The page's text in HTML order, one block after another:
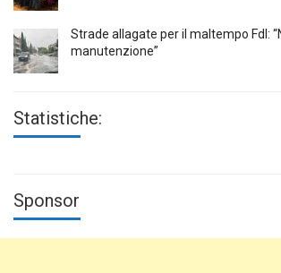
Strade allagate per il maltempo FdI:
manutenzione”
Statistiche:
Sponsor